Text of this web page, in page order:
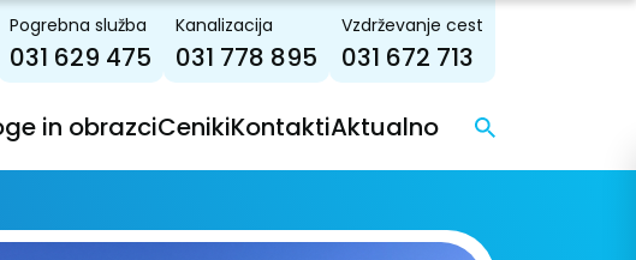
Pogrebna služba
031 629 475
Kanalizacija
031 778 895
Vzdrževanje cest
031 672 713
in obrazciCenikiKontaktiAktualno